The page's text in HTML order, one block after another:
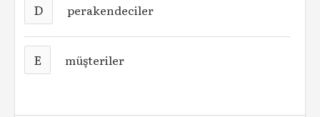
D perakendeciler
E müşteriler